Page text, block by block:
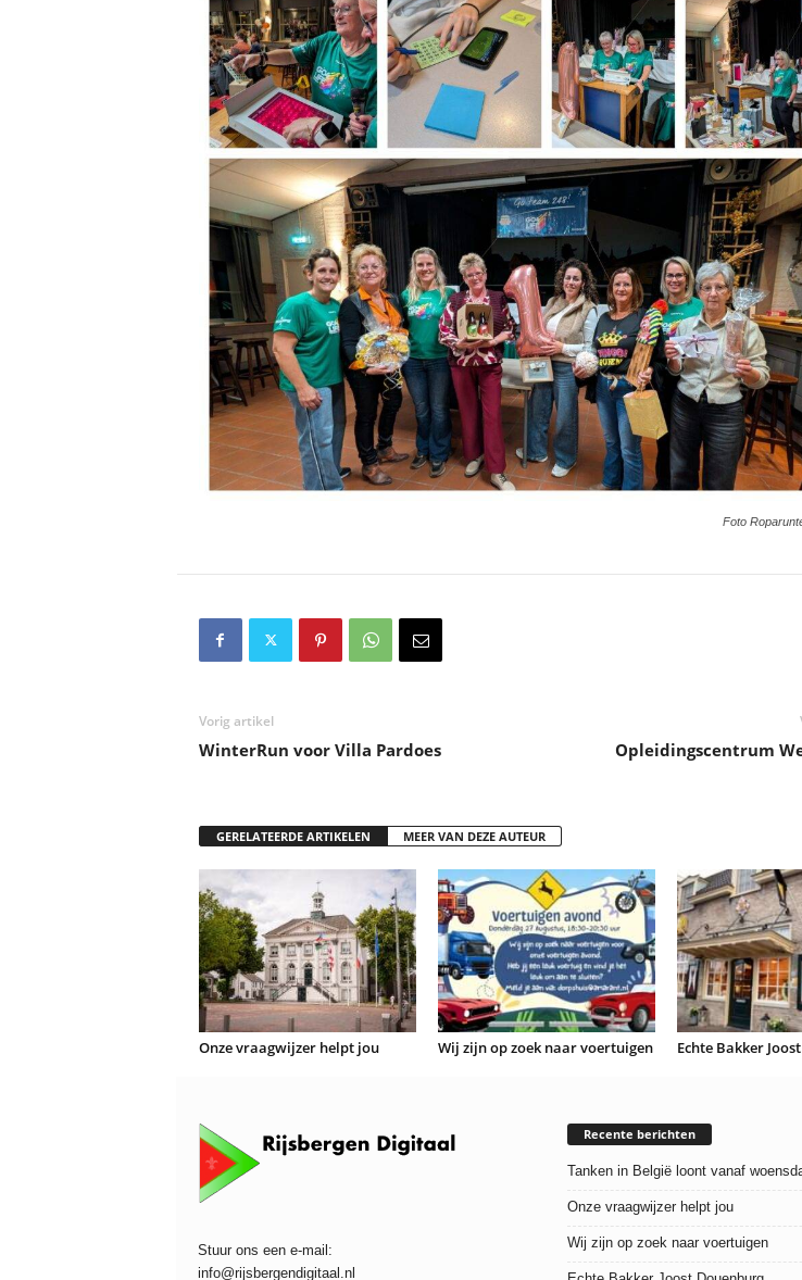
Foto
Vorig artikel
WinterRun voor Villa Pardoes Opleidingscentrum
GERELATEERDE ARTIKELEN MEER VAN DEZE AUTEUR
Onze vraagwijzer helpt jou Wij zijn op zoek naar voertuigen Echte Bakker
Stuur ons een e-mail:
info@rijsbergendigitaal.nl
Recente berichten
Tanken in België loont vanaf
Onze vraagwijzer helpt jou
Wij zijn op zoek naar voertuigen